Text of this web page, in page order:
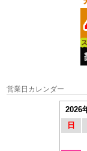
営業日カレンダー
2026
日